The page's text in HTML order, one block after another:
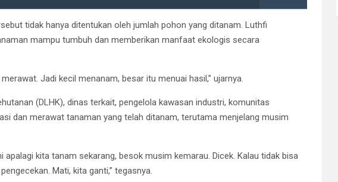
tidak hanya ditentukan oleh jumlah pohon yang ditanam. Luthfi
mampu tumbuh dan memberikan manfaat ekologis secara
Jadi kecil menanam, besar itu menuai hasil,” ujarnya.
(DLHK), dinas terkait, pengelola kawasan industri, komunitas
dan merawat tanaman yang telah ditanam, terutama menjelang musim
apalagi kita tanam sekarang, besok musim kemarau. Dicek. Kalau tidak bisa
Mati, kita ganti,” tegasnya.